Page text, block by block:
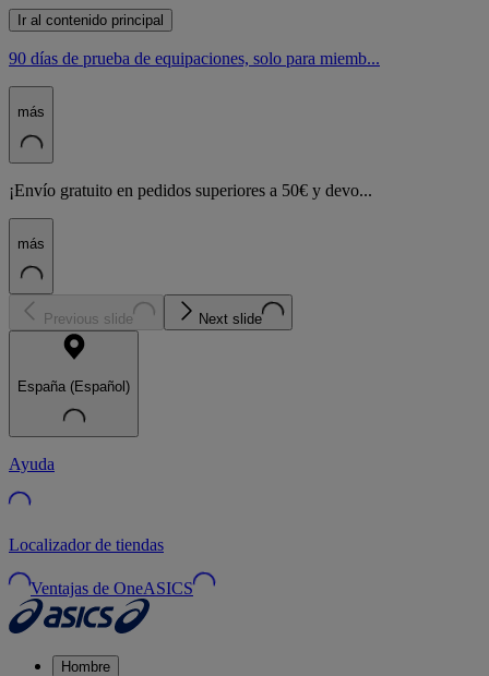
Ir al contenido principal
90 días de prueba de equipaciones, solo para miemb...
más
¡Envío gratuito en pedidos superiores a 50€ y devo...
más
Previous slide Next slide
España (Español)
Ayuda
Localizador de tiendas
Ventajas de OneASICS
Hombre